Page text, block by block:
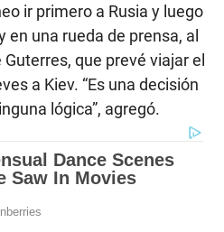
ir primero a Rusia y luego
en una rueda de prensa, al
que prevé viajar el
a Kiev. “Es una decisión
lógica”, agregó.